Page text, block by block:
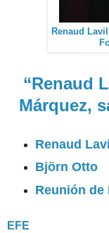
Renaud
“Renaud
Márquez,
Renaud
Björn Otto
Reunión de
EFE